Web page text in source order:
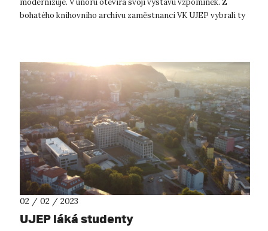
bohatého knihovního archivu zaměstnanci VK UJEP vybrali ty
02 / 02 / 2023
UJEP láká studenty